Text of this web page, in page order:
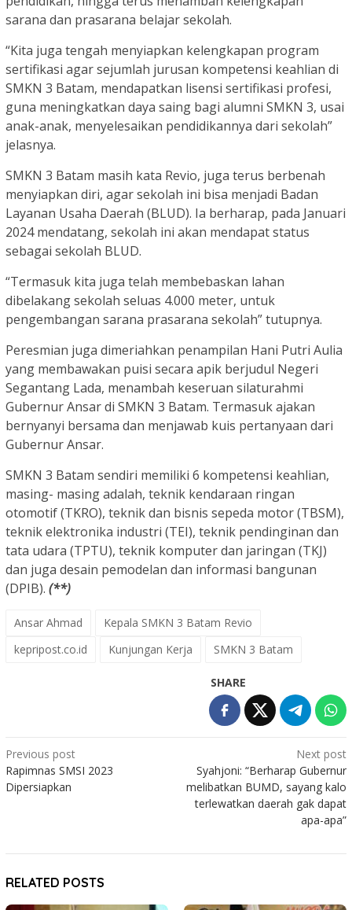
sarana dan prasarana belajar sekolah.
“Kita juga tengah menyiapkan kelengkapan program
sertifikasi agar sejumlah jurusan kompetensi keahlian di
SMKN 3 Batam, mendapatkan lisensi sertifikasi profesi,
guna meningkatkan daya saing bagi alumni SMKN 3, usai
anak-anak, menyelesaikan pendidikannya dari sekolah”
jelasnya.
SMKN 3 Batam masih kata Revio, juga terus berbenah
menyiapkan diri, agar sekolah ini bisa menjadi Badan
Layanan Usaha Daerah (BLUD). Ia berharap, pada Januari
2024 mendatang, sekolah ini akan mendapat status
sebagai sekolah BLUD.
“Termasuk kita juga telah membebaskan lahan
dibelakang sekolah seluas 4.000 meter, untuk
pengembangan sarana prasarana sekolah” tutupnya.
Peresmian juga dimeriahkan penampilan Hani Putri Aulia
yang membawakan puisi secara apik berjudul Negeri
Segantang Lada, menambah keseruan silaturahmi
Gubernur Ansar di SMKN 3 Batam. Termasuk ajakan
bernyanyi bersama dan menjawab kuis pertanyaan dari
Gubernur Ansar.
SMKN 3 Batam sendiri memiliki 6 kompetensi keahlian,
masing- masing adalah, teknik kendaraan ringan
otomotif (TKRO), teknik dan bisnis sepeda motor (TBSM),
teknik elektronika industri (TEI), teknik pendinginan dan
tata udara (TPTU), teknik komputer dan jaringan (TKJ)
dan juga desain pemodelan dan informasi bangunan
(DPIB). (**)
Ansar Ahmad
Kepala SMKN 3 Batam Revio
kepripost.co.id
Kunjungan Kerja SMKN 3 Batam
SHARE
Post
navigation
Previous post
Rapimnas SMSI 2023
Dipersiapkan
Next post
Syahjoni: “Berharap Gubernur
melibatkan BUMD, sayang kalo
terlewatkan daerah gak dapat
apa-apa”
RELATED POSTS